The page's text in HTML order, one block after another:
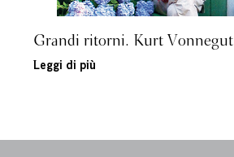
Grandi ritorni. Kurt Vonnegut
Leggi di più